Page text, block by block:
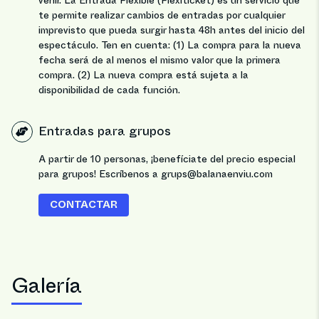
muerte. El amor también.
La Música, dice su autora, Marguerite Duras,es un constante
reescribir la imposible partitura del amor .
espectadores con audífonos e implantes.
te permite realizar cambios de entradas por cualquier
imprevisto que pueda surgir hasta 48h antes del inicio del
espectáculo. Ten en cuenta: (1) La compra para la nueva
fecha será de al menos el mismo valor que la primera
compra. (2) La nueva compra está sujeta a la
disponibilidad de cada función.
Entradas para grupos
A partir de 10 personas, ¡benefíciate del precio especial
para grupos! Escríbenos a grups@balanaenviu.com
CONTACTAR
Galería